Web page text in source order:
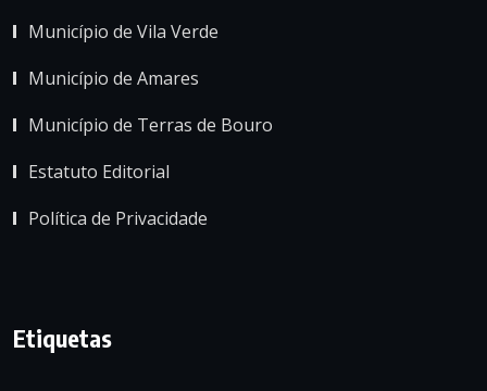
Município de Vila Verde
Município de Amares
Município de Terras de Bouro
Estatuto Editorial
Política de Privacidade
Etiquetas